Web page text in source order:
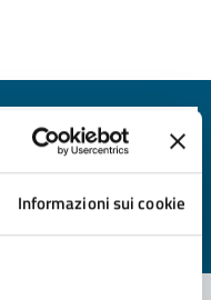
Informazioni sui cookie
su questa